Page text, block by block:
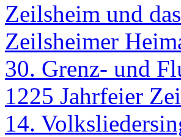
Zeilsheim und
Zeilsheimer
30. Grenz- und
1225 Jahrfeier
14.